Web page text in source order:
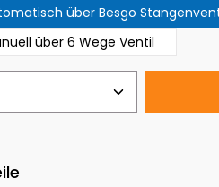
über Besgo
über 6 Wege Ventil
Anzahl: Gib